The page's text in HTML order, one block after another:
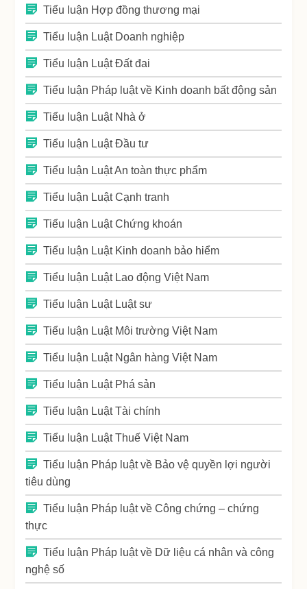
Tiểu luận Hợp đồng thương mại
Tiểu luận Luật Doanh nghiệp
Tiểu luận Luật Đất đai
Tiểu luận Pháp luật về Kinh doanh bất động sản
Tiểu luận Luật Nhà ở
Tiểu luận Luật Đầu tư
Tiểu luận Luật An toàn thực phẩm
Tiểu luận Luật Cạnh tranh
Tiểu luận Luật Chứng khoán
Tiểu luận Luật Kinh doanh bảo hiểm
Tiểu luận Luật Lao động Việt Nam
Tiểu luận Luật Luật sư
Tiểu luận Luật Môi trường Việt Nam
Tiểu luận Luật Ngân hàng Việt Nam
Tiểu luận Luật Phá sản
Tiểu luận Luật Tài chính
Tiểu luận Luật Thuế Việt Nam
Tiểu luận Pháp luật về Bảo vệ quyền lợi người
tiêu dùng
Tiểu luận Pháp luật về Công chứng – chứng
thực
Tiểu luận Pháp luật về Dữ liệu cá nhân và công
nghệ số